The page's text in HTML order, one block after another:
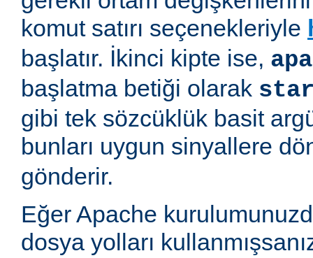
komut satırı seçenekleriyle
başlatır. İkinci kipte ise,
başlatma betiği olarak
gibi tek sözcüklük basit
bunları uygun sinyallere
gönderir.
Eğer Apache
dosya yolları